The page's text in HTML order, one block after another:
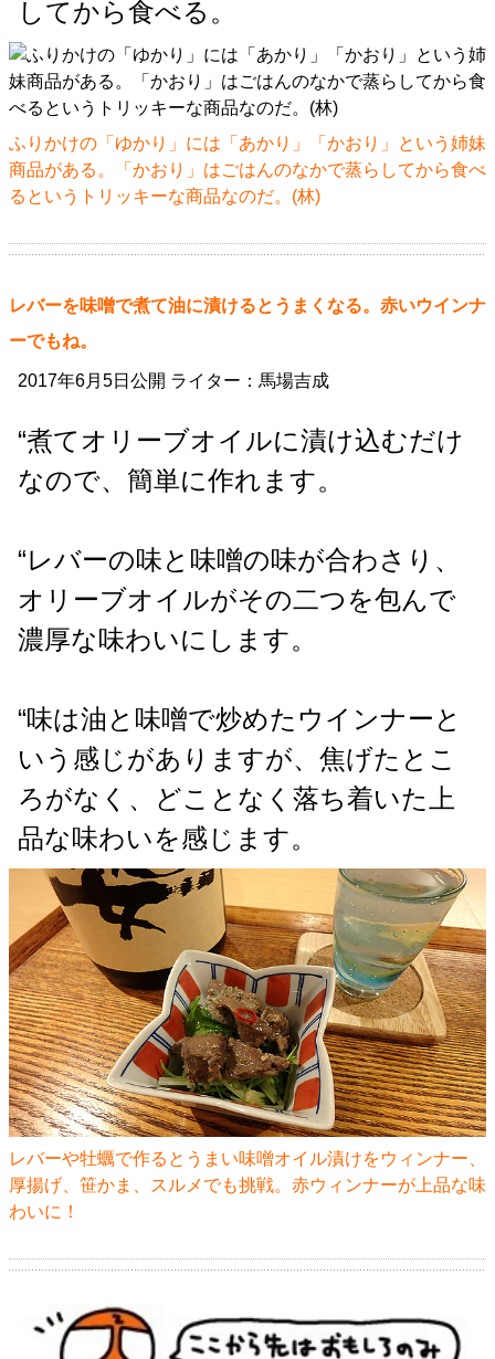
してから食べる。
ふりかけの「ゆかり」には「あかり」「かおり」という姉妹
商品がある。「かおり」はごはんのなかで蒸らしてから食べ
るというトリッキーな商品なのだ。(林)
レバーを味噌で煮て油に漬けるとうまくなる。赤いウインナ
ーでもね。
2017年6月5日公開 ライター：馬場吉成
“煮てオリーブオイルに漬け込むだけ
なので、簡単に作れます。
“レバーの味と味噌の味が合わさり、
オリーブオイルがその二つを包んで
濃厚な味わいにします。
“味は油と味噌で炒めたウインナーと
いう感じがありますが、焦げたとこ
ろがなく、どことなく落ち着いた上
品な味わいを感じます。
レバーや牡蠣で作るとうまい味噌オイル漬けをウィンナー、
厚揚げ、笹かま、スルメでも挑戦。赤ウィンナーが上品な味
わいに！